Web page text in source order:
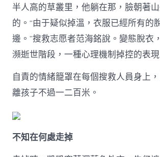
半人高的草叢里，他躺在那，臉朝著
的。“由于疑似掉溫，衣服已經所有的
邊。”搜救志愿者范海銘說。變態脫衣
瀕逝世階段，一種心理機制掉控的表現
自責的情緒籠罩在每個搜救人員身上
離孩子不過一二百米。
不知在何處走掉